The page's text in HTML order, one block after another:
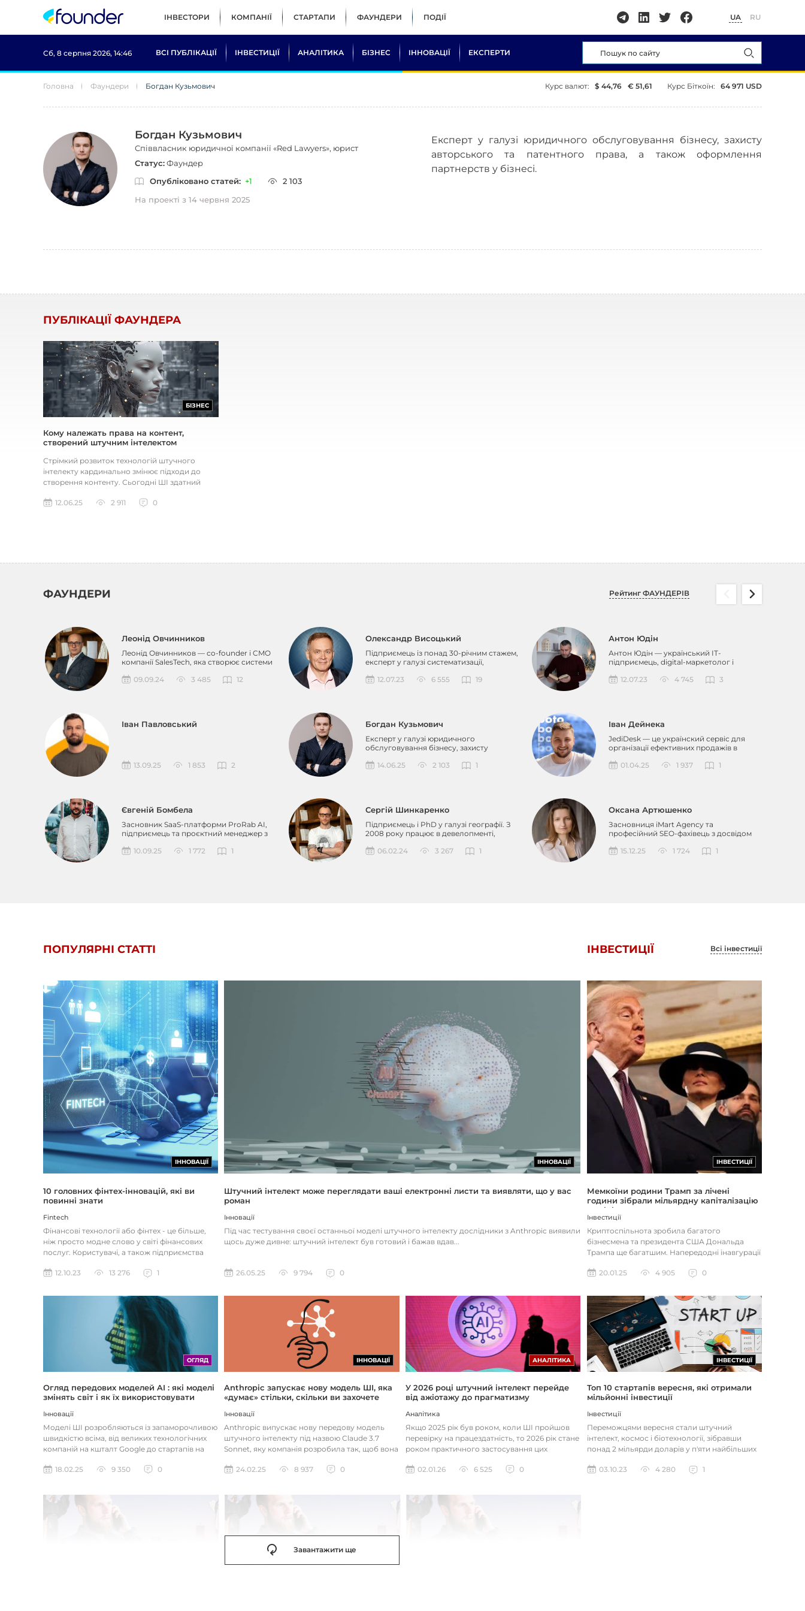
ІНВЕСТОРИ КОМПАНІЇ СТАРТАПИ ФАУНДЕРИ ПОДІЇ UA RU
Сб, 8 серпня 2026, 14:46 ВСІ ПУБЛІКАЦІЇ ІНВЕСТИЦІЇ АНАЛІТИКА БІЗНЕС ІННОВАЦІЇ ЕКСПЕРТИ
Головна Фаундери Богдан Кузьмович Курс валют: $ 44,76 € 51,61 Курс Біткоїн: 64 971 USD
Богдан Кузьмович
Співвласник юридичної компанії «Red Lawyers», юрист
Статус:Фаундер
Опубліковано статей: +1
2 103
На проекті з 14 червня 2025
Експерт у галузі юридичного обслуговування бізнесу, захисту
авторського та патентного права, а також оформлення
партнерств у бізнесі.
ПУБЛІКАЦІЇ ФАУНДЕРА
БІЗНЕС
Кому належать права на контент,
створений штучним інтелектом
Стрімкий розвиток технологій штучного
інтелекту кардинально змінює підходи до
створення контенту. Сьогодні ШІ здатний
12.06.25
2 911 0
ФАУНДЕРИ Рейтинг ФАУНДЕРІВ
Леонід Овчинников
Леонід Овчинников — co-founder і CMO
компанії SalesTech, яка створює системи
09.09.24
3 485 12
Олександр Висоцький
Підприємець із понад 30-річним стажем,
експерт у галузі систематизації,
12.07.23
6 555 19
Антон Юдін
Антон Юдін — український IT-
підприємець, digital-маркетолог і
12.07.23
4 745 3
Іван Павловський
13.09.25 1 853 2
Богдан Кузьмович
Експерт у галузі юридичного
обслуговування бізнесу, захисту
14.06.25
2 103 1
Іван Дейнека
JediDesk — це українский сервіс для
організації ефективних продажів в
01.04.25
1 937 1
Євгеній Бомбела
Засновник SaaS-платформи ProRab AI,
підприємець та проєктний менеджер з
10.09.25
1 772 1
Сергій Шинкаренко
Підприємець і PhD у галузі географії. З
2008 року працює в девелопменті,
06.02.24
3 267 1
Оксана Артюшенко
Засновниця iMart Agency та
професійний SEO-фахівець з досвідом
15.12.25
1 724 1
ПОПУЛЯРНІ СТАТТІ
ІННОВАЦІЇ
10 головних фінтех-інновацій, які ви
повинні знати
Fintech
Фінансові технології або фінтех - це більше,
ніж просто модне слово у світі фінансових
послуг. Користувачі, а також підприємства
12.10.23
13 276 1
ІННОВАЦІЇ
Штучний інтелект може переглядати ваші електронні листи та виявляти, що у вас
роман
Інновації
Під час тестування своєї останньої моделі штучного інтелекту дослідники з Anthropic виявили
щось дуже дивне: штучний інтелект був готовий і бажав вдав...
26.05.25 9 794 0
ОГЛЯД
Огляд передових моделей AI : які моделі
змінять світ і як їх використовувати
Інновації
Моделі ШІ розробляються із запаморочливою
швидкістю всіма, від великих технологічних
компаній на кшталт Google до стартапів на
18.02.25
9 350 0
ІННОВАЦІЇ
Anthropic запускає нову модель ШІ, яка
«думає» стільки, скільки ви захочете
Інновації
Anthropic випускає нову передову модель
штучного інтелекту під назвою Claude 3.7
Sonnet, яку компанія розробила так, щоб вона
24.02.25
8 937 0
АНАЛІТИКА
У 2026 році штучний інтелект перейде
від ажіотажу до прагматизму
Аналітика
Якщо 2025 рік був роком, коли ШІ пройшов
перевірку на працездатність, то 2026 рік стане
роком практичного застосування цих
02.01.26
6 525 0
Завантажити ще
ІНВЕСТИЦІЇ Всі інвестиції
ІНВЕСТИЦІЇ
Мемкоїни родини Трамп за лічені
години зібрали мільярдну капіталізацію
та підірвали ринок криптовалют
Інвестиції
Криптоспільнота зробила багатого
бізнесмена та президента США Дональда
Трампа ще багатшим. Напередодні інавгурації
20.01.25
4 905 0
ІНВЕСТИЦІЇ
Топ 10 стартапів вересня, які отримали
мільйонні інвестиції
Інвестиції
Переможцями вересня стали штучний
інтелект, космос і біотехнології, зібравши
понад 2 мільярди доларів у п'яти найбільших
03.10.23
4 280 1